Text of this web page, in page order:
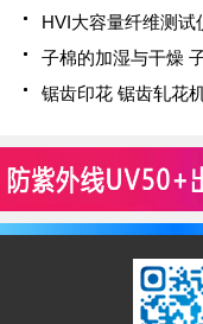
HVI大容量纤维测试
子棉的加湿与干燥
锯齿印花 锯齿轧花